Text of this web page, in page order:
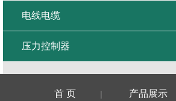
电线电缆
压力控制器
首 页 | 产品展示